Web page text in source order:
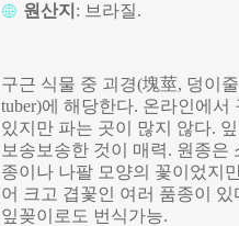
원산지 : 브라질.
구근 식물 중 괴경(塊莖, 덩이줄
tuber)에 해당한다. 온라인에서
있지만 파는 곳이 많지 않다.
보송보송한 것이 매력. 원종은
종이나 나팔 모양의 꽃이었지
어 크고 겹꽃인 여러 품종이 있
잎꽂이로도 번식가능.